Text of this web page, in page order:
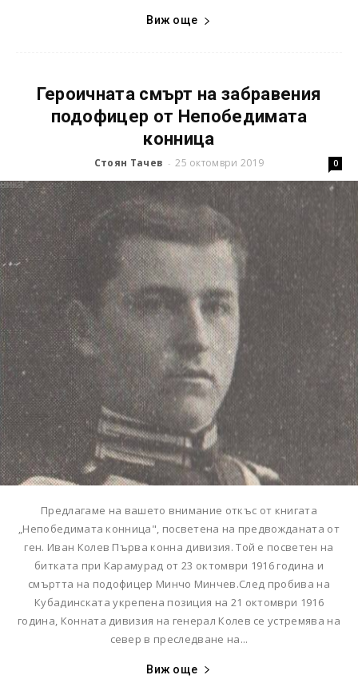
Виж още
Героичната смърт на забравения
подофицер от Непобедимата
конница
Стоян Тачев - 25 октомври 2019 0
Предлагаме на вашето внимание откъс от книгата
„Непобедимата конница", посветена на предвожданата от
ген. Иван Колев Първа конна дивизия. Той е посветен на
битката при Карамурад от 23 октомври 1916 година и
смъртта на подофицер Минчо Минчев.След пробива на
Кубадинската укрепена позиция на 21 октомври 1916
година, Конната дивизия на генерал Колев се устремява на
север в преследване на...
Виж още